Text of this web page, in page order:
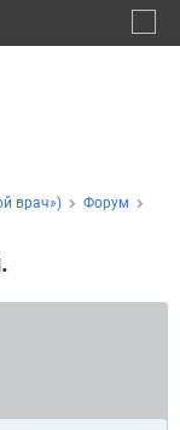
врач»)
Форум